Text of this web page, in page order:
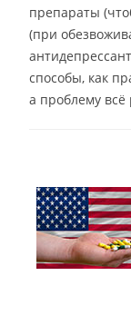
препараты
(при
способы, как
а проблему